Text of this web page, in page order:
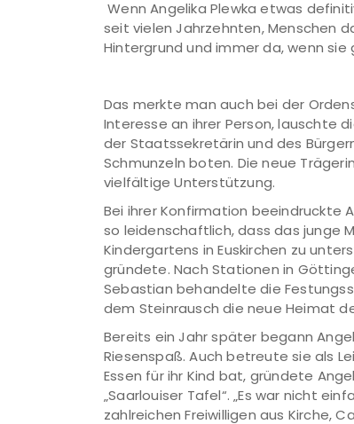
Wenn Angelika Plewka etwas
seit vielen Jahrzehnten, Menschen
Hintergrund und immer da, wenn
Das merkte man auch bei der
Interesse an ihrer Person, lauschte
der Staatssekretärin und des
Schmunzeln boten. Die neue
vielfältige Unterstützung.
Bei ihrer Konfirmation beeindruckte
so leidenschaftlich, dass das junge
Kindergartens in Euskirchen zu
gründete. Nach Stationen in
Sebastian behandelte die
dem Steinrausch die neue Heimat
Bereits ein Jahr später begann
Riesenspaß. Auch betreute sie als
Essen für ihr Kind bat, gründete
„Saarlouiser Tafel“. „Es war nicht
zahlreichen Freiwilligen aus Kirche,